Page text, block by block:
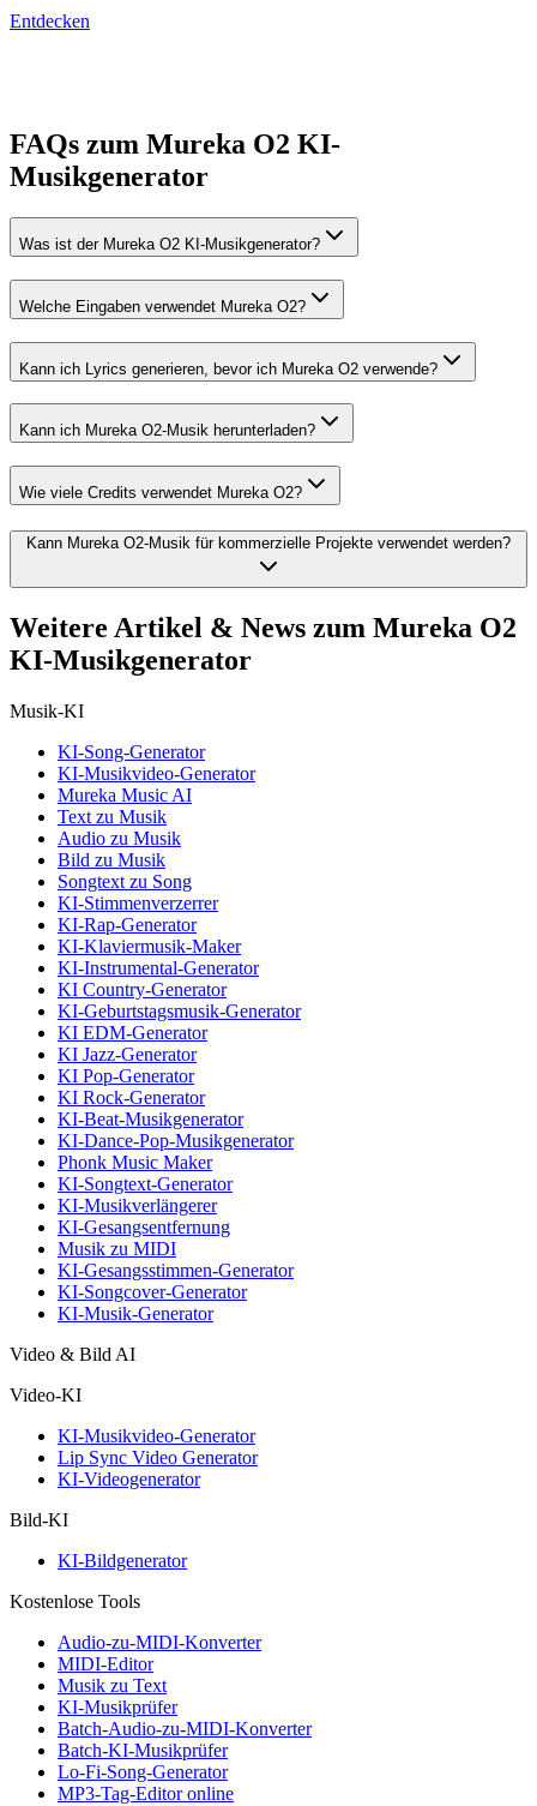
Entdecken
FAQs zum Mureka O2 KI-
Musikgenerator
Was ist der Mureka O2 KI-Musikgenerator?
Welche Eingaben verwendet Mureka O2?
Kann ich Lyrics generieren, bevor ich Mureka O2 verwende?
Kann ich Mureka O2-Musik herunterladen?
Wie viele Credits verwendet Mureka O2?
Kann Mureka O2-Musik für kommerzielle Projekte verwendet werden?
Weitere Artikel & News zum Mureka O2
KI-Musikgenerator
Musik-KI
KI-Song-Generator
KI-Musikvideo-Generator
Mureka Music AI
Text zu Musik
Audio zu Musik
Bild zu Musik
Songtext zu Song
KI-Stimmenverzerrer
KI-Rap-Generator
KI-Klaviermusik-Maker
KI-Instrumental-Generator
KI Country-Generator
KI-Geburtstagsmusik-Generator
KI EDM-Generator
KI Jazz-Generator
KI Pop-Generator
KI Rock-Generator
KI-Beat-Musikgenerator
KI-Dance-Pop-Musikgenerator
Phonk Music Maker
KI-Songtext-Generator
KI-Musikverlängerer
KI-Gesangsentfernung
Musik zu MIDI
KI-Gesangsstimmen-Generator
KI-Songcover-Generator
KI-Musik-Generator
Video & Bild AI
Video-KI
KI-Musikvideo-Generator
Lip Sync Video Generator
KI-Videogenerator
Bild-KI
KI-Bildgenerator
Kostenlose Tools
Audio-zu-MIDI-Konverter
MIDI-Editor
Musik zu Text
KI-Musikprüfer
Batch-Audio-zu-MIDI-Konverter
Batch-KI-Musikprüfer
Lo-Fi-Song-Generator
MP3-Tag-Editor online